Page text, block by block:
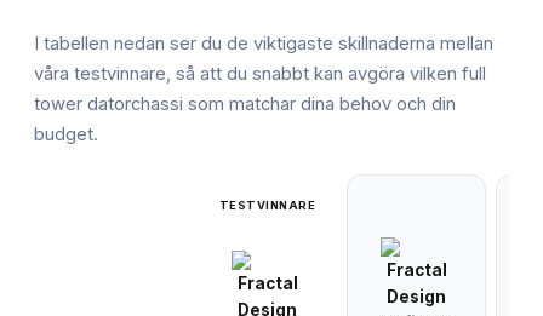
I tabellen nedan ser du de viktigaste skillnaderna mellan
våra testvinnare, så att du snabbt kan avgöra vilken full
tower datorchassi som matchar dina behov och din
budget.
TESTVINNARE